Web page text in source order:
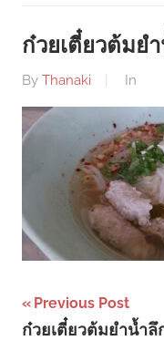
ก๋วยเตี๋ยวต้มย
By Thanaki In
Post
navigation
Previous Post
ก๋วยเตี๋ยวต้มยำน้ำลึ